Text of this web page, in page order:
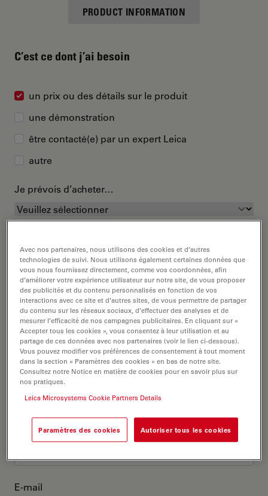
PRODUCT INFORMATION
C’est ce dont j’ai besoin
un prix ou des détails sur le produit
une démonstration
être contacté(e) par un expert Leica
autre
Je prévois d’acheter…
C’est moi
Titre académique en option
Prénom
E-mail
Avec nos partenaires, nous utilisons des cookies et d’autres
technologies de suivi. Nous utilisons également certaines données que
vous nous fournissez directement, comme vos coordonnées, afin
d’améliorer votre expérience utilisateur sur notre site, de vous proposer
des publicités et du contenu personnalisés en fonction de vos
interactions avec ce site et d’autres sites, de vous permettre de partager
du contenu sur les réseaux sociaux, d’effectuer des analyses et de
mesurer l’efficacité de nos campagnes publicitaires. En cliquant sur «
Accepter tous les cookies », vous consentez à leur utilisation et au
partage de ces données avec nos partenaires (voir le lien ci-dessous).
Vous pouvez modifier vos préférences de consentement à tout moment
dans la section « Paramètres des cookies » en bas de notre site.
Consultez notre Notice en matière de cookies pour en savoir plus sur
nos pratiques.
Leica Microsystems Cookie Partners Details
Paramètres des cookies Autoriser tous les cookies